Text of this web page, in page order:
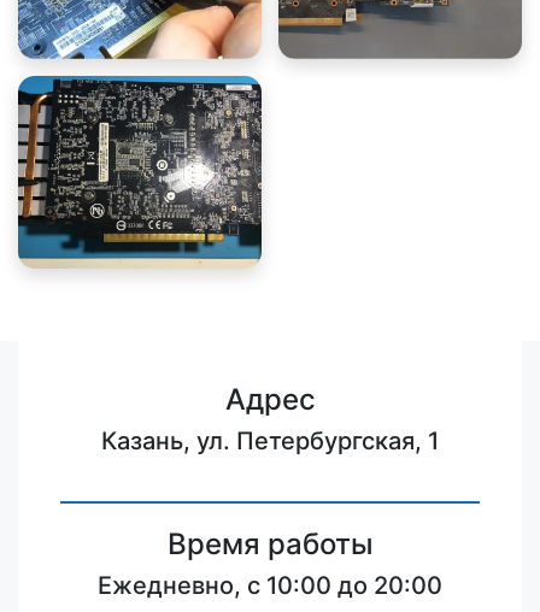
Адрес
Казань, ул. Петербургская, 1
Время работы
Ежедневно, с 10:00 до 20:00